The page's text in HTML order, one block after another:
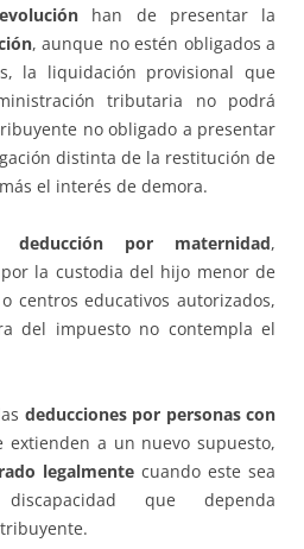
han de presentar la
, aunque no estén obligados a
la liquidación provisional que
tributaria no podrá
no obligado a presentar
distinta de la restitución de
el interés de demora.
deducción por maternidad,
la custodia del hijo menor de
centros educativos autorizados,
del impuesto no contempla el
deducciones por personas con
extienden a un nuevo supuesto,
legalmentecuando este sea
que dependa